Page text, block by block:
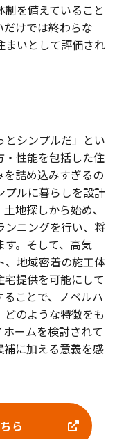
を備えていること
けでは終わらな
まいとして評価され
とシンプルだ」とい
・性能を包括した住
詰め込みすぎるの
プルに暮らしを設計
地探しから始め、
ンニングを行い、将
。そして、高気
、地域密着の施工体
提供を可能にして
ことで、ノベルハ
のような特徴をも
ームを検討されて
補に加える意義を感
ら